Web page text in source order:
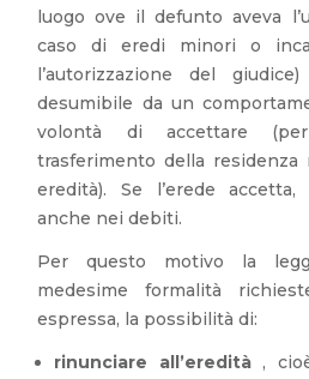
luogo ove il defunto aveva
caso di eredi minori o
l’autorizzazione del
desumibile da un
volontà di accettare
trasferimento della
eredità). Se l’erede
anche nei debiti.
Per questo motivo la
medesime formalità
espressa, la possibilità di:
rinunciare all’eredità,